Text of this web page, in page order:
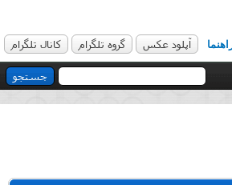
آپلود عکس گروه تلگرام کانال تلگرام